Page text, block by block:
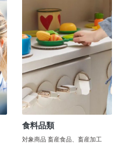
食料品類
対象商品 畜産食品、畜産加工